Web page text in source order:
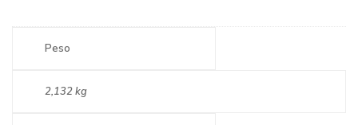
Peso
2,132 kg